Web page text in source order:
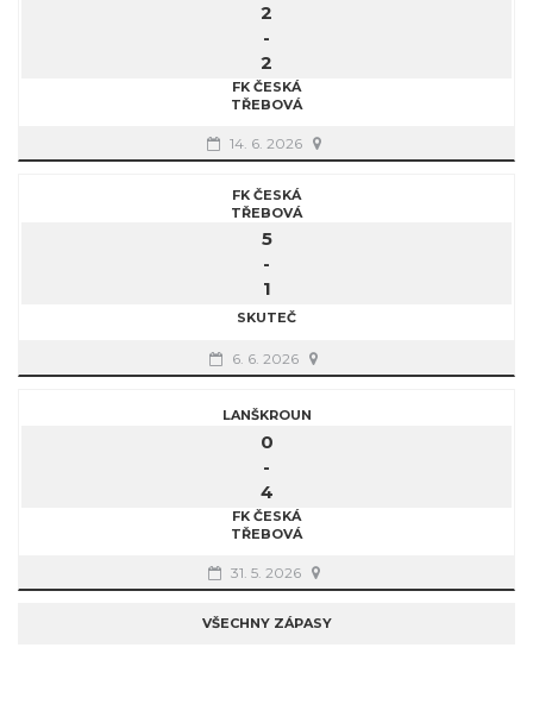
2
-
2
FK ČESKÁ
TŘEBOVÁ
14. 6. 2026
FK ČESKÁ
TŘEBOVÁ
5
-
1
SKUTEČ
6. 6. 2026
LANŠKROUN
0
-
4
FK ČESKÁ
TŘEBOVÁ
31. 5. 2026
VŠECHNY ZÁPASY